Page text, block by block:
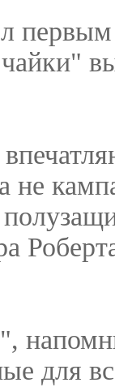
первым
не
для